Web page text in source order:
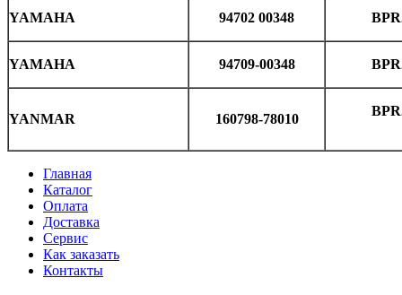
YAMAHA 94702 00348
YAMAHA 94709-00348
YANMAR 160798-78010
Главная
Каталог
Оплата
Доставка
Сервис
Как заказать
Контакты